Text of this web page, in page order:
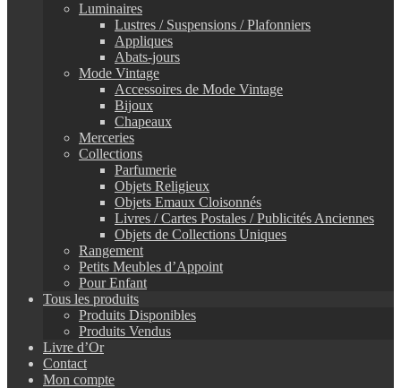
Luminaires
Lustres / Suspensions / Plafonniers
Appliques
Abats-jours
Mode Vintage
Accessoires de Mode Vintage
Bijoux
Chapeaux
Merceries
Collections
Parfumerie
Objets Religieux
Objets Emaux Cloisonnés
Livres / Cartes Postales / Publicités Anciennes
Objets de Collections Uniques
Rangement
Petits Meubles d’Appoint
Pour Enfant
Tous les produits
Produits Disponibles
Produits Vendus
Livre d’Or
Contact
Mon compte